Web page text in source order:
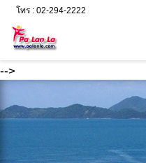
-->
โทร : 02-294-2222